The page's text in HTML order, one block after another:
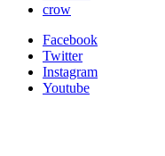
crow
Facebook
Twitter
Instagram
Youtube